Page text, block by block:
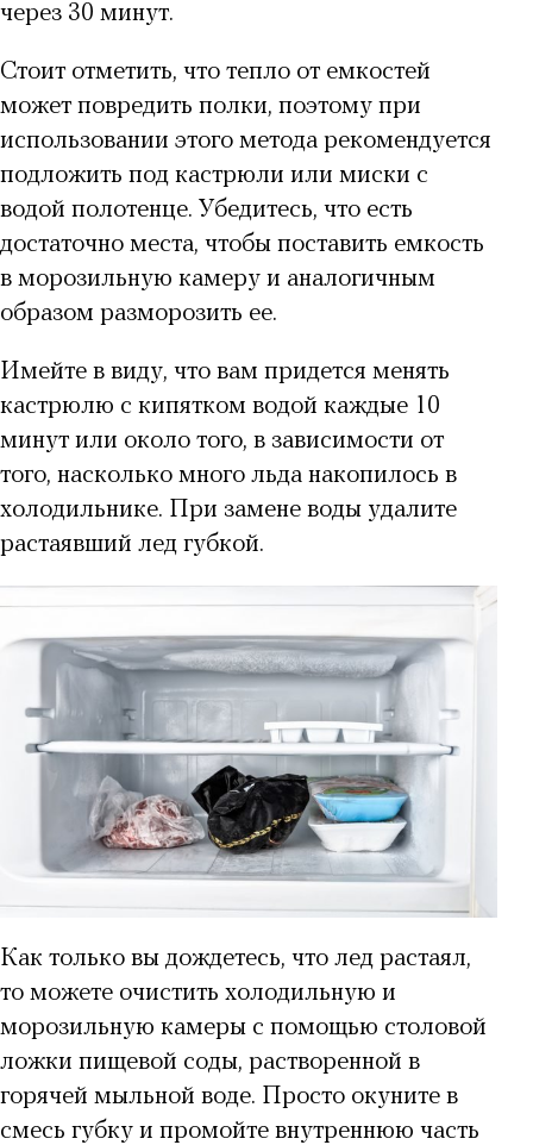
через 30 минут.
Стоит отметить, что тепло от емкостей
может повредить полки, поэтому при
использовании этого метода рекомендуется
подложить под кастрюли или миски с
водой полотенце. Убедитесь, что есть
достаточно места, чтобы поставить емкость
в морозильную камеру и аналогичным
образом разморозить ее.
Имейте в виду, что вам придется менять
кастрюлю с кипятком водой каждые 10
минут или около того, в зависимости от
того, насколько много льда накопилось в
холодильнике. При замене воды удалите
растаявший лед губкой.
Как только вы дождетесь, что лед растаял,
то можете очистить холодильную и
морозильную камеры с помощью столовой
ложки пищевой соды, растворенной в
горячей мыльной воде. Просто окуните в
смесь губку и промойте внутреннюю часть